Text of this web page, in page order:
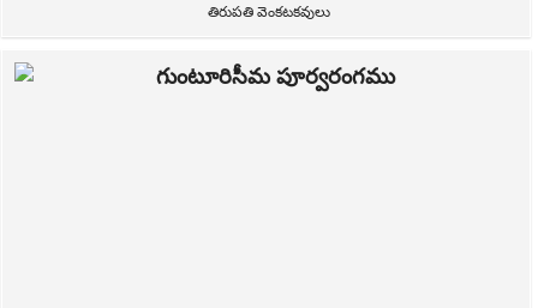
తిరుపతి వెంకటకవులు